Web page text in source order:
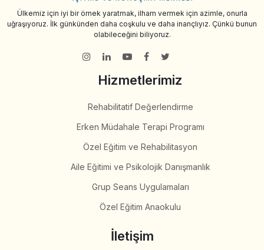
Ülkemiz için iyi bir örnek yaratmak, ilham vermek için azimle, onurla
uğraşıyoruz. İlk günkünden daha coşkulu ve daha inançlıyız. Çünkü bunun
olabileceğini biliyoruz.
Hizmetlerimiz
İletişim